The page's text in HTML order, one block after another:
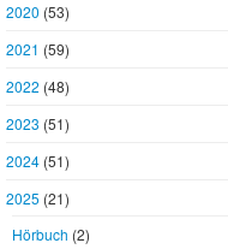
2020 (53)
2021 (59)
2022 (48)
2023 (51)
2024 (51)
2025 (21)
Hörbuch (2)